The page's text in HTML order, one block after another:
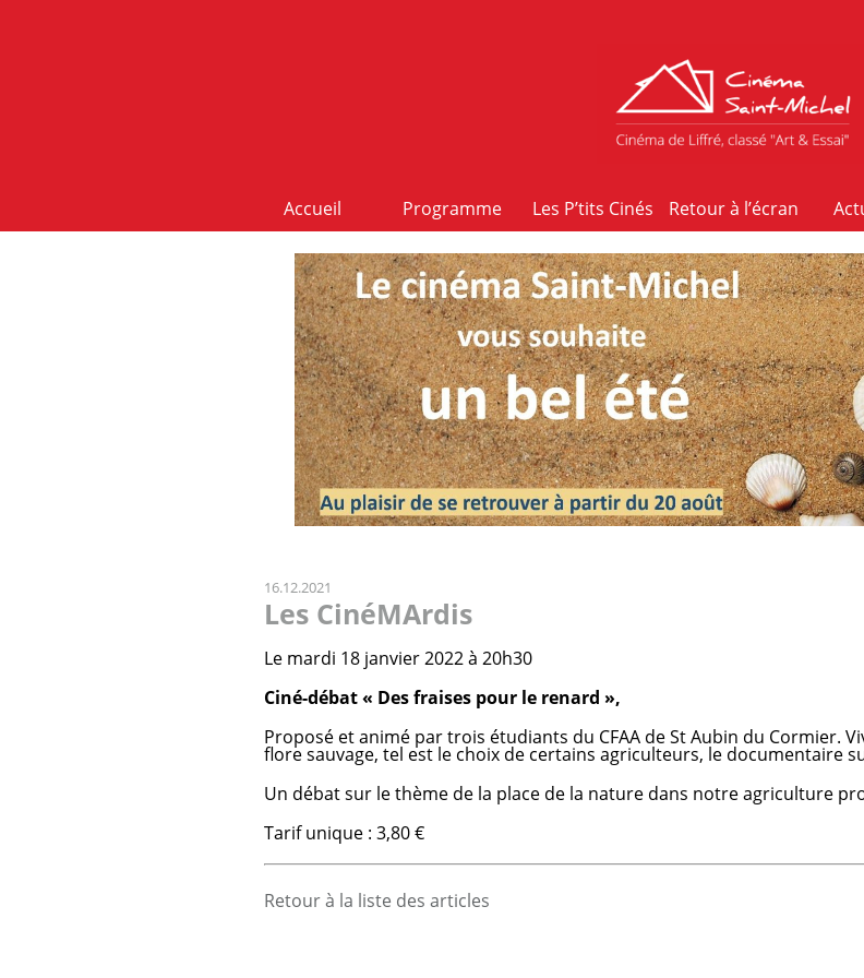
Accueil Programme Les P’tits Cinés Retour à l’écran
16.12.2021
Les CinéMArdis
Le mardi 18 janvier 2022 à 20h30
Ciné-débat « Des fraises pour le renard »,
Proposé et animé par trois étudiants du CFAA de St Aubin du Cormier.
flore sauvage, tel est le choix de certains agriculteurs, le documentaire
Un débat sur le thème de la place de la nature dans notre agriculture
Tarif unique : 3,80 €
Retour à la liste des articles